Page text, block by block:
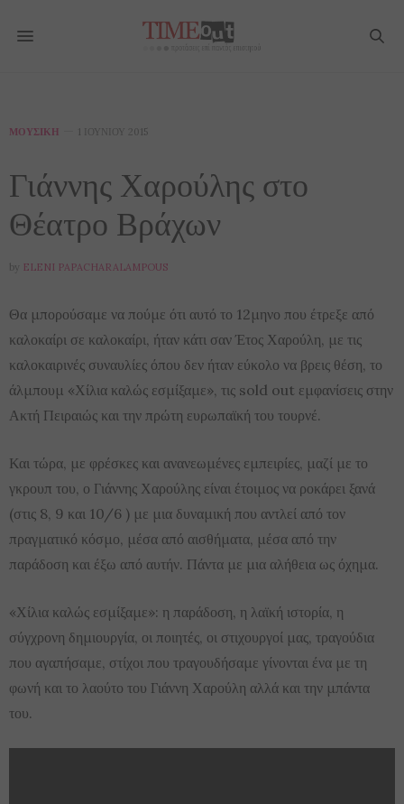
ΜΟΥΣΙΚΉ 1 ΙΟΥΝΊΟΥ 2015
Γιάννης Χαρούλης στο
Θέατρο Βράχων
by ELENI PAPACHARALAMPOUS
Θα μπορούσαμε να πούμε ότι αυτό το 12μηνο που έτρεξε από
καλοκαίρι σε καλοκαίρι, ήταν κάτι σαν Έτος Χαρούλη, με τις
καλοκαιρινές συναυλίες όπου δεν ήταν εύκολο να βρεις θέση, το
άλμπουμ «Χίλια καλώς εσμίξαμε», τις sold out εμφανίσεις στην
Ακτή Πειραιώς και την πρώτη ευρωπαϊκή του τουρνέ.
Και τώρα, με φρέσκες και ανανεωμένες εμπειρίες, μαζί με το
γκρουπ του, ο Γιάννης Χαρούλης είναι έτοιμος να ροκάρει ξανά
(στις 8, 9 και 10/6 ) με μια δυναμική που αντλεί από τον
πραγματικό κόσμο, μέσα από αισθήματα, μέσα από την
παράδοση και έξω από αυτήν. Πάντα με μια αλήθεια ως όχημα.
«Χίλια καλώς εσμίξαμε»: η παράδοση, η λαϊκή ιστορία, η
σύγχρονη δημιουργία, οι ποιητές, οι στιχουργοί μας, τραγούδια
που αγαπήσαμε, στίχοι που τραγουδήσαμε γίνονται ένα με τη
φωνή και το λαούτο του Γιάννη Χαρούλη αλλά και την μπάντα
του.